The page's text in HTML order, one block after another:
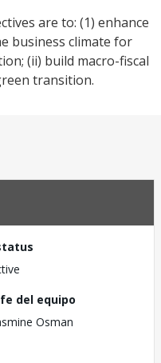
are to: (1) enhance
business climate for
(ii) build macro-fiscal
transition.
del equipo
Osman